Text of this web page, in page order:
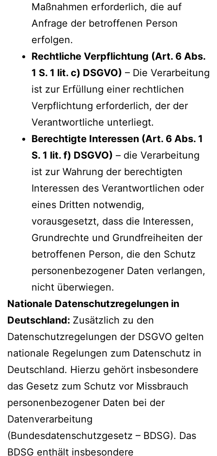
Maßnahmen erforderlich, die auf
Anfrage der betroffenen Person
erfolgen.
Rechtliche Verpflichtung (Art. 6 Abs.
1 S. 1 lit. c) DSGVO) – Die Verarbeitung
ist zur Erfüllung einer rechtlichen
Verpflichtung erforderlich, der der
Verantwortliche unterliegt.
Berechtigte Interessen (Art. 6 Abs. 1
S. 1 lit. f) DSGVO) – die Verarbeitung
ist zur Wahrung der berechtigten
Interessen des Verantwortlichen oder
eines Dritten notwendig,
vorausgesetzt, dass die Interessen,
Grundrechte und Grundfreiheiten der
betroffenen Person, die den Schutz
personenbezogener Daten verlangen,
nicht überwiegen.
Nationale Datenschutzregelungen in
Deutschland: Zusätzlich zu den
Datenschutzregelungen der DSGVO gelten
nationale Regelungen zum Datenschutz in
Deutschland. Hierzu gehört insbesondere
das Gesetz zum Schutz vor Missbrauch
personenbezogener Daten bei der
Datenverarbeitung
(Bundesdatenschutzgesetz – BDSG). Das
BDSG enthält insbesondere